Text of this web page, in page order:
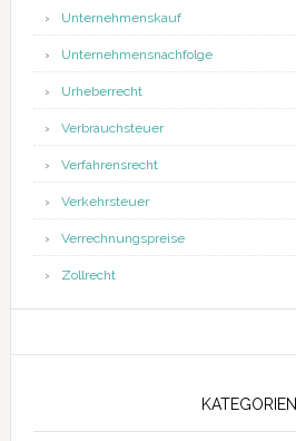
Unternehmenskauf
Unternehmensnachfolge
Urheberrecht
Verbrauchsteuer
Verfahrensrecht
Verkehrsteuer
Verrechnungspreise
Zollrecht
KATEGORIEN